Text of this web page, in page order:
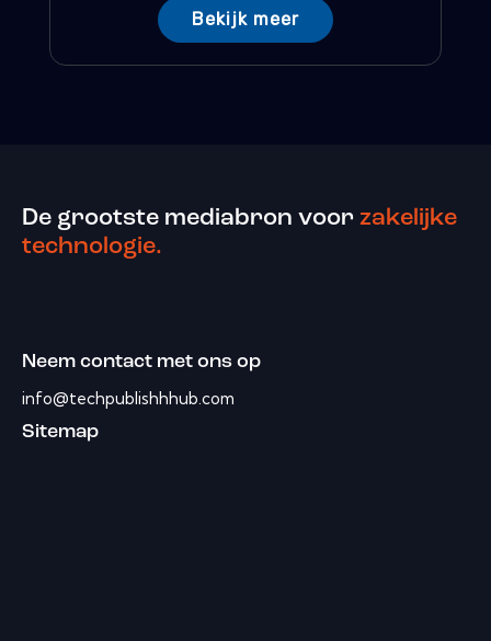
Bekijk meer
De grootste mediabron voor zakelijke
technologie.
Neem contact met ons op
info@techpublishhhub.com
Sitemap